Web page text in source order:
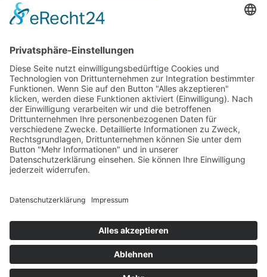
Tekal – Textile Lebensqualität
Exklusive moderne & Orientteppiche
Feuerwerk XXL
Pyrotechnik online bestellen
© Stadtmühle Waldenbuch 2026
und Mühlenprodukte ·
Cookie-Einstellungen
Alle Preise inkl. der gesetzlichen MwSt.
Die durchgestrichenen Preise entsprechen dem bisherigen Preis in